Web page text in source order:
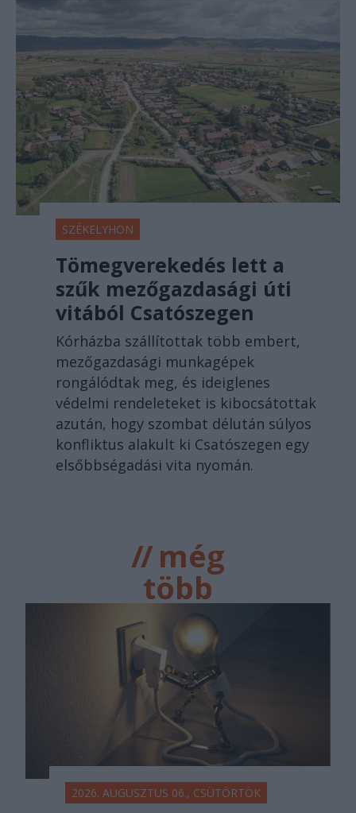
SZÉKELYHON
Tömegverekedés lett a
szűk mezőgazdasági úti
vitából Csatószegen
Kórházba szállítottak több embert,
mezőgazdasági munkagépek
rongálódtak meg, és ideiglenes
védelmi rendeleteket is kibocsátottak
azután, hogy szombat délután súlyos
konfliktus alakult ki Csatószegen egy
elsőbbségadási vita nyomán.
//még
több
főtér.ro
2026. AUGUSZTUS 06., CSÜTÖRTÖK